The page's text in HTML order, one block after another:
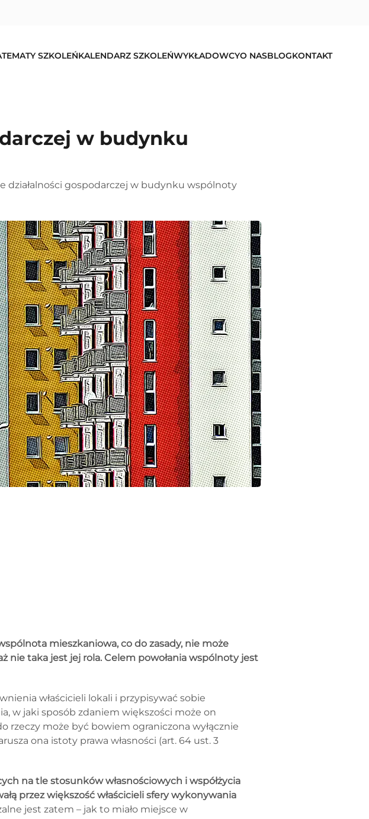
TEMATY SZKOLEŃKALENDARZ SZKOLEŃWYKŁADOWCYO NASBLOGKONTAKT
w budynku
działalności gospodarczej w budynku wspólnoty
mieszkaniowa, co do zasady, nie może
nie taka jest jej rola. Celem powołania wspólnoty jest
właścicieli lokali i przypisywać sobie
w jaki sposób zdaniem większości może on
rzeczy może być bowiem ograniczona wyłącznie
ona istoty prawa własności (art. 64 ust. 3
na tle stosunków własnościowych i współżycia
przez większość właścicieli sfery wykonywania
jest zatem – jak to miało miejsce w